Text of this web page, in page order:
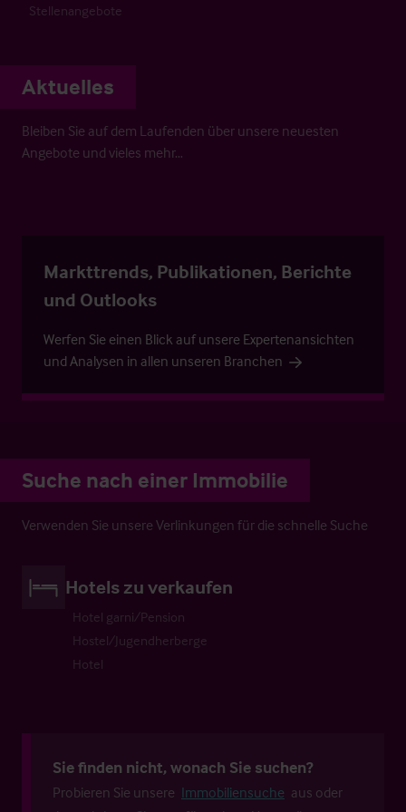
Stellenangebote
Aktuelles
Bleiben Sie auf dem Laufenden über unsere neuesten
Angebote und vieles mehr…
Markttrends, Publikationen, Berichte
und Outlooks
Werfen Sie einen Blick auf unsere Expertenansichten
und Analysen in allen unseren Branchen
Suche nach einer Immobilie
Verwenden Sie unsere Verlinkungen für die schnelle Suche
Hotels zu verkaufen
Hotel garni/Pension
Hostel/Jugendherberge
Hotel
Sie finden nicht, wonach Sie suchen?
Probieren Sie unsere Immobiliensuche aus oder